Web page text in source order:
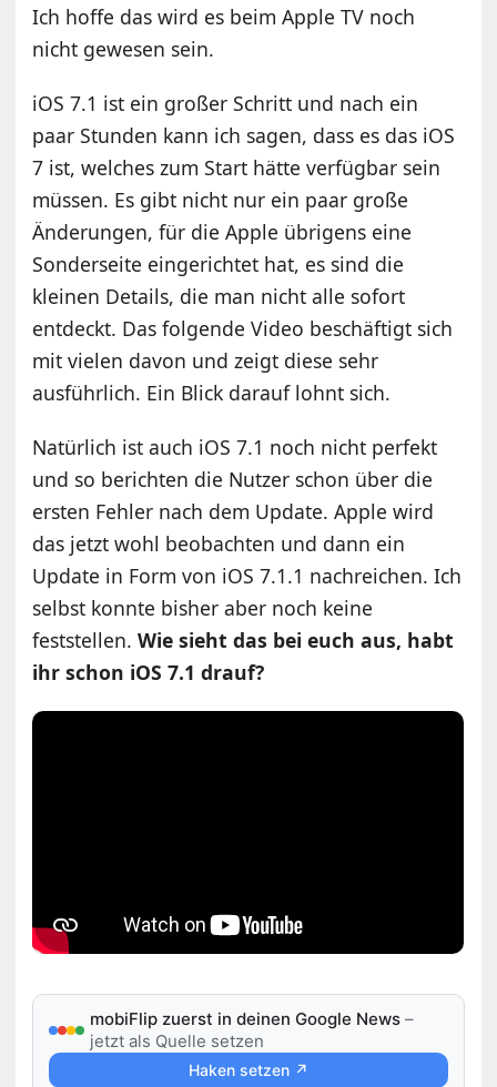
Ich hoffe das wird es beim Apple TV noch
nicht gewesen sein.
iOS 7.1 ist ein großer Schritt und nach ein
paar Stunden kann ich sagen, dass es das iOS
7 ist, welches zum Start hätte verfügbar sein
müssen. Es gibt nicht nur ein paar große
Änderungen, für die Apple übrigens eine
Sonderseite eingerichtet hat, es sind die
kleinen Details, die man nicht alle sofort
entdeckt. Das folgende Video beschäftigt sich
mit vielen davon und zeigt diese sehr
ausführlich. Ein Blick darauf lohnt sich.
Natürlich ist auch iOS 7.1 noch nicht perfekt
und so berichten die Nutzer schon über die
ersten Fehler nach dem Update. Apple wird
das jetzt wohl beobachten und dann ein
Update in Form von iOS 7.1.1 nachreichen. Ich
selbst konnte bisher aber noch keine
feststellen.Wie sieht das bei euch aus, habt
ihr schon iOS 7.1 drauf?
mobiFlip zuerst in deinen Google News –
jetzt als Quelle setzen
Haken setzen ↗